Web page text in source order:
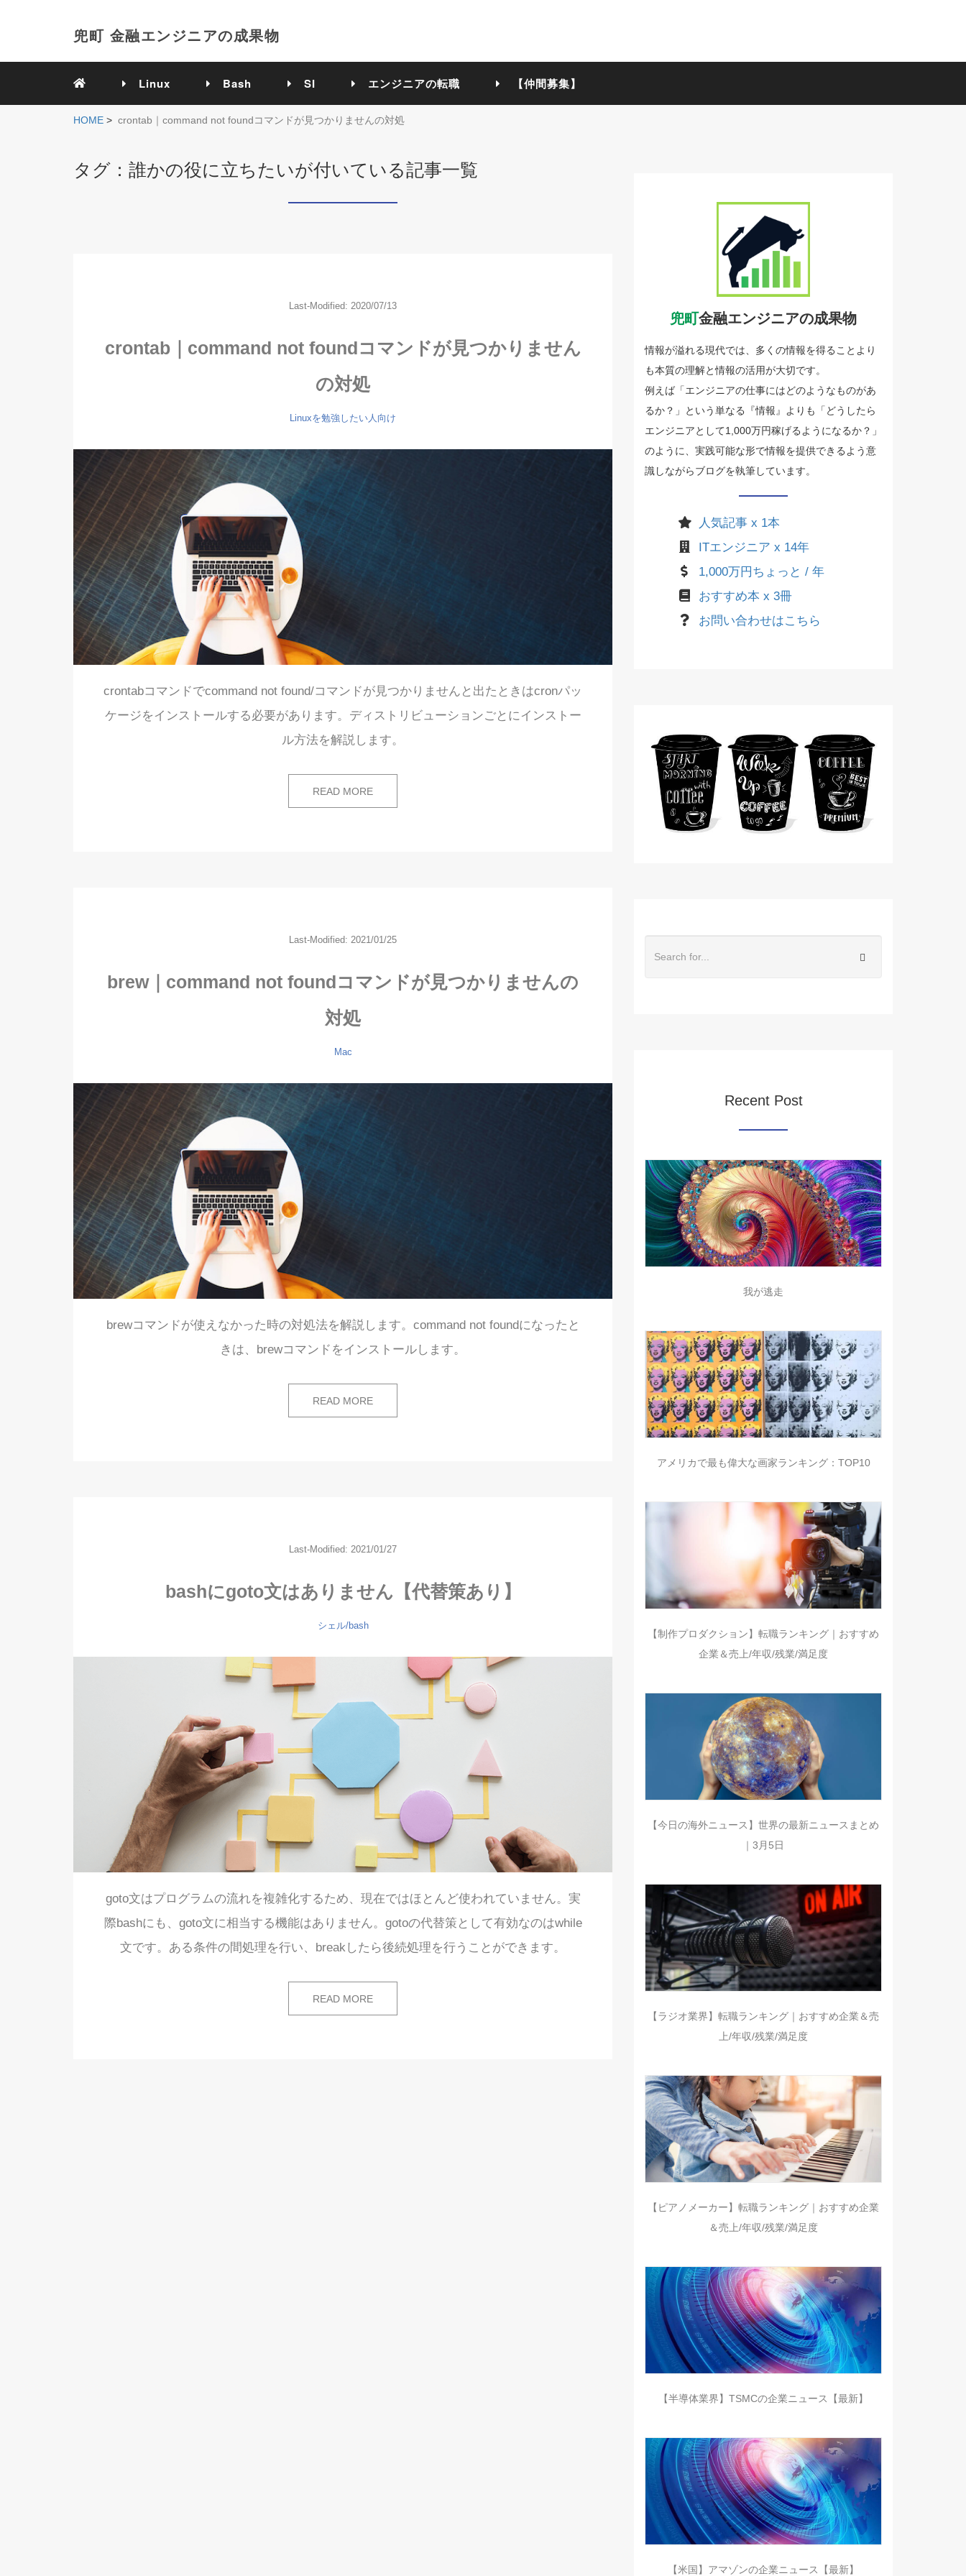
兜町 金融エンジニアの成果物
Linux Bash SI エンジニアの転職 【仲間募集】
HOME > crontab｜command not foundコマンドが見つかりませんの対処
タグ：誰かの役に立ちたいが付いている記事一覧
Last-Modified: 2020/07/13
crontab｜command not foundコマンドが見つかりません
の対処
Linuxを勉強したい人向け
crontabコマンドでcommand not found/コマンドが見つかりませんと出たときはcronパッ
ケージをインストールする必要があります。ディストリビューションごとにインストー
ル方法を解説します。
READ MORE
Last-Modified: 2021/01/25
brew｜command not foundコマンドが見つかりませんの
対処
Mac
brewコマンドが使えなかった時の対処法を解説します。command not foundになったと
きは、brewコマンドをインストールします。
READ MORE
Last-Modified: 2021/01/27
bashにgoto文はありません【代替策あり】
シェル/bash
goto文はプログラムの流れを複雑化するため、現在ではほとんど使われていません。実
際bashにも、goto文に相当する機能はありません。gotoの代替策として有効なのはwhile
文です。ある条件の間処理を行い、breakしたら後続処理を行うことができます。
READ MORE
兜町金融エンジニアの成果物
情報が溢れる現代では、多くの情報を得ることより
も本質の理解と情報の活用が大切です。
例えば「エンジニアの仕事にはどのようなものがあ
るか？」という単なる『情報』よりも「どうしたら
エンジニアとして1,000万円稼げるようになるか？」
のように、実践可能な形で情報を提供できるよう意
識しながらブログを執筆しています。
人気記事 x 1本
ITエンジニア x 14年
1,000万円ちょっと / 年
おすすめ本 x 3冊
お問い合わせはこちら
Recent Post
我が逃走
アメリカで最も偉大な画家ランキング：TOP10
【制作プロダクション】転職ランキング｜おすすめ
企業＆売上/年収/残業/満足度
【今日の海外ニュース】世界の最新ニュースまとめ
｜3月5日
【ラジオ業界】転職ランキング｜おすすめ企業＆売
上/年収/残業/満足度
【ピアノメーカー】転職ランキング｜おすすめ企業
＆売上/年収/残業/満足度
【半導体業界】TSMCの企業ニュース【最新】
【米国】アマゾンの企業ニュース【最新】